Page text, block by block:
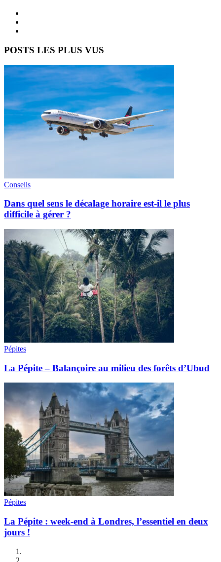
POSTS LES PLUS VUS
Conseils
Dans quel sens le décalage horaire est-il le plus
difficile à gérer ?
Pépites
La Pépite – Balançoire au milieu des forêts d’Ubud
Pépites
La Pépite : week-end à Londres, l’essentiel en deux
jours !